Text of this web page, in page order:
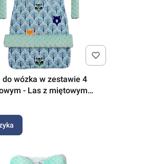
do wózka w zestawie 4
- Las z miętowym